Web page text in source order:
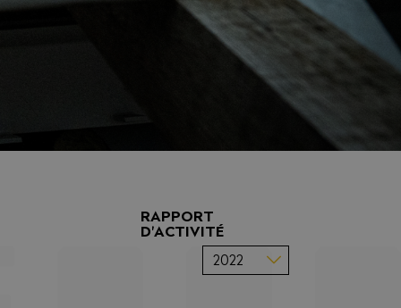
RAPPORT
D'ACTIVITÉ